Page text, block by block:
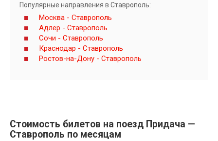
Популярные направления в Ставрополь:
Москва - Ставрополь
Адлер - Ставрополь
Сочи - Ставрополь
Краснодар - Ставрополь
Ростов-на-Дону - Ставрополь
Стоимость билетов на поезд Придача —
Ставрополь по месяцам